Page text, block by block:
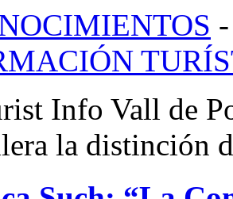
-
Info Vall de
la distinción